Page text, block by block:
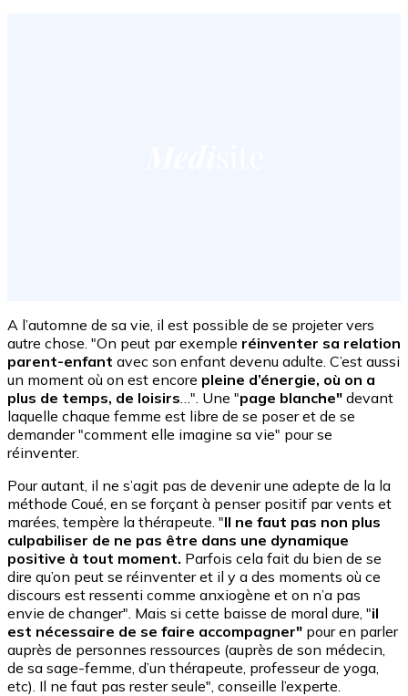
A l’automne de sa vie, il est possible de se projeter vers
autre chose. "On peut par exemple réinventer sa relation
parent-enfant avec son enfant devenu adulte. C’est aussi
un moment où on est encore pleine d’énergie, où on a
plus de temps, de loisirs …". Une "page blanche" devant
laquelle chaque femme est libre de se poser et de se
demander "comment elle imagine sa vie" pour se
réinventer.
Pour autant, il ne s’agit pas de devenir une adepte de la la
méthode Coué, en se forçant à penser positif par vents et
marées, tempère la thérapeute. "Il ne faut pas non plus
culpabiliser de ne pas être dans une dynamique
positive à tout moment. Parfois cela fait du bien de se
dire qu’on peut se réinventer et il y a des moments où ce
discours est ressenti comme anxiogène et on n’a pas
envie de changer". Mais si cette baisse de moral dure, "il
est nécessaire de se faire accompagner" pour en parler
auprès de personnes ressources (auprès de son médecin,
de sa sage-femme, d’un thérapeute, professeur de yoga,
etc). Il ne faut pas rester seule", conseille l’experte.